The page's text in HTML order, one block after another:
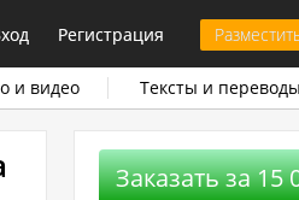
Регистрация
и видео Тексты и переводы
Заказать за15